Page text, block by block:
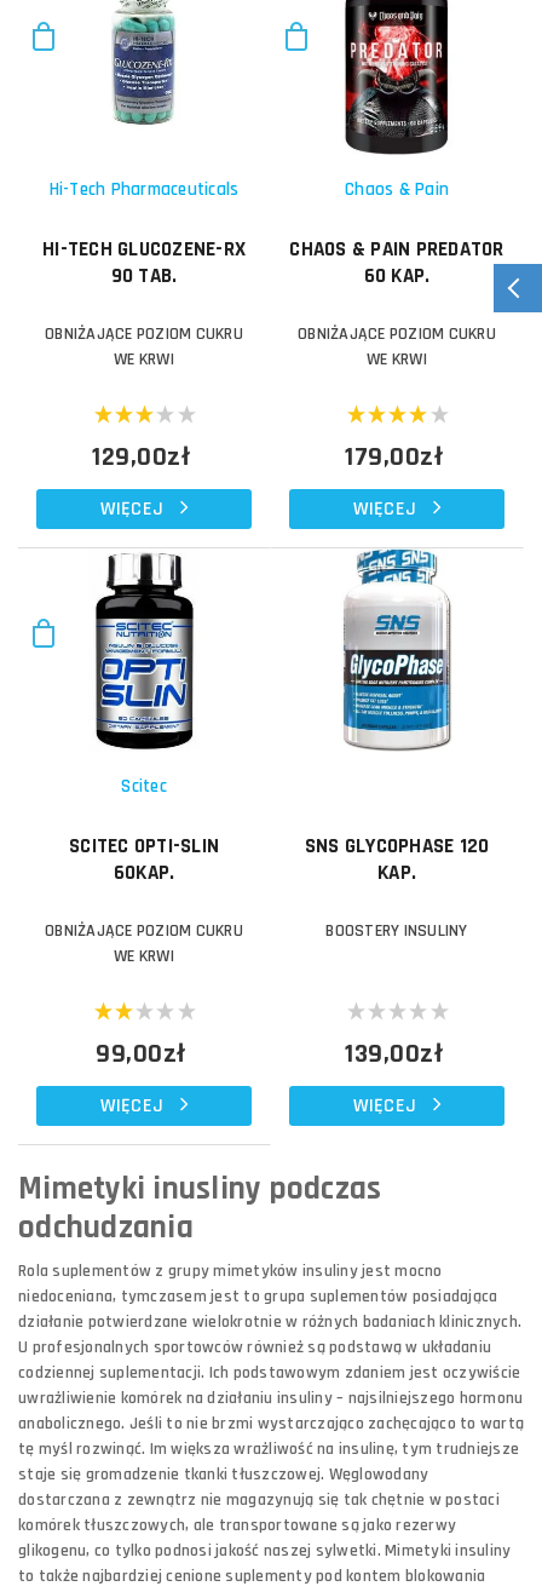
Hi-Tech Pharmaceuticals
HI-TECH GLUCOZENE-RX
90 TAB.
OBNIŻAJĄCE POZIOM CUKRU
WE KRWI
129,00zł
WIĘCEJ
Chaos & Pain
CHAOS & PAIN PREDATOR
60 KAP.
OBNIŻAJĄCE POZIOM CUKRU
WE KRWI
179,00zł
WIĘCEJ
Scitec
SCITEC OPTI-SLIN
60KAP.
OBNIŻAJĄCE POZIOM CUKRU
WE KRWI
99,00zł
WIĘCEJ
SNS GLYCOPHASE 120
KAP.
BOOSTERY INSULINY
139,00zł
WIĘCEJ
Mimetyki inusliny podczas
odchudzania
Rola suplementów z grupy mimetyków insuliny jest mocno
niedoceniana, tymczasem jest to grupa suplementów posiadająca
działanie potwierdzane wielokrotnie w różnych badaniach klinicznych.
U profesjonalnych sportowców również są podstawą w układaniu
codziennej suplementacji. Ich podstawowym zdaniem jest oczywiście
uwrażliwienie komórek na działaniu insuliny – najsilniejszego hormonu
anabolicznego. Jeśli to nie brzmi wystarczająco zachęcająco to wartą
tę myśl rozwinąć. Im większa wrażliwość na insulinę, tym trudniejsze
staje się gromadzenie tkanki tłuszczowej. Węglowodany
dostarczana z zewnątrz nie magazynują się tak chętnie w postaci
komórek tłuszczowych, ale transportowane są jako rezerwy
glikogenu, co tylko podnosi jakość naszej sylwetki. Mimetyki insuliny
to także najbardziej cenione suplementy pod kontem blokowania